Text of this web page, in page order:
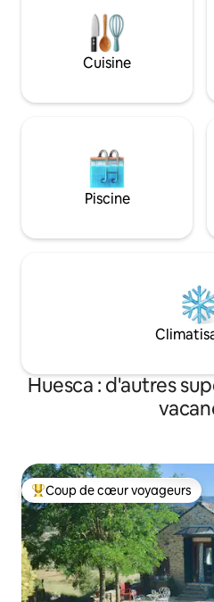
Cuisine
Piscine
Huesca : d'autres
Coups de cœur voyageurs les
Coup de cœur voyageurs